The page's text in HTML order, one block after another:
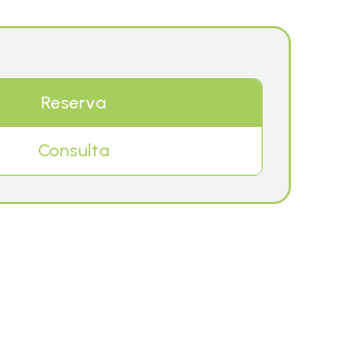
Reserva
Consulta